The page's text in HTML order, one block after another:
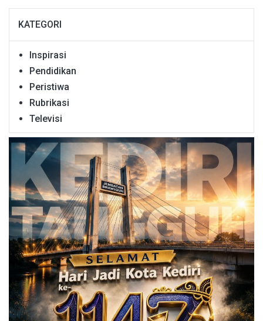
KATEGORI
Inspirasi
Pendidikan
Peristiwa
Rubrikasi
Televisi